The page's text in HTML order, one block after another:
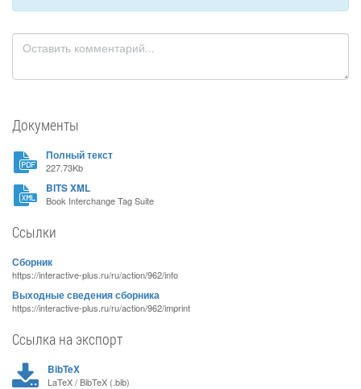
Документы
Полный текст
227.73Kb
BITS XML
Book Interchange Tag Suite
Ссылки
Сборник
https://interactive-plus.ru/ru/action/962/info
Выходные сведения сборника
https://interactive-plus.ru/ru/action/962/imprint
Ссылка на экспорт
BibTeX
LaTeX / BibTeX (.bib)